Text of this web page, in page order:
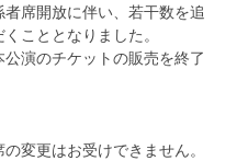
席開放に伴い、若干数を追
こととなりました。
演のチケットの販売を終了
変更はお受けできません。